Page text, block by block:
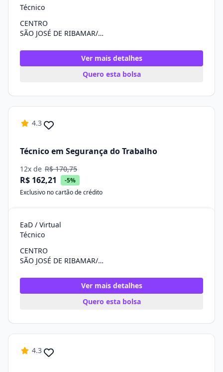
Técnico
CENTRO
SÃO JOSÉ DE RIBAMAR/MA
Ver mais detalhes
Quero esta bolsa
4.3
Técnico em Segurança do Trabalho
12x de R$ 170,75
R$ 162,21
-5%
Exclusivo no cartão de crédito
EaD / Virtual
Técnico
CENTRO
SÃO JOSÉ DE RIBAMAR/MA
Ver mais detalhes
Quero esta bolsa
4.3